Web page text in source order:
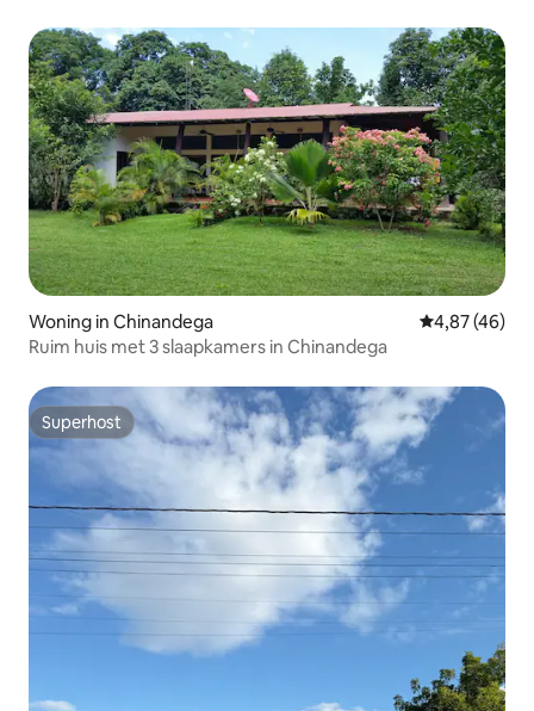
Woning in Chinandega Gemiddelde
4,87 (46)
Ruim huis met 3 slaapkamers in Chinandega
Superhost
Superhost